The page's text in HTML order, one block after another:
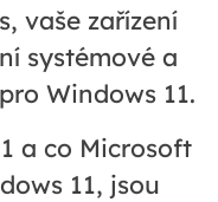
vaše zařízení
systémové a
Windows 11.
a co Microsoft
11, jsou